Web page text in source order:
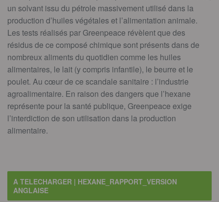
un solvant issu du pétrole massivement utilisé dans la
production d’huiles végétales et l’alimentation animale.
Les tests réalisés par Greenpeace révèlent que des
résidus de ce composé chimique sont présents dans de
nombreux aliments du quotidien comme les huiles
alimentaires, le lait (y compris infantile), le beurre et le
poulet. Au cœur de ce scandale sanitaire : l’industrie
agroalimentaire. En raison des dangers que l’hexane
représente pour la santé publique, Greenpeace exige
l’interdiction de son utilisation dans la production
alimentaire.
A TELECHARGER | HEXANE_RAPPORT_VERSION
ANGLAISE